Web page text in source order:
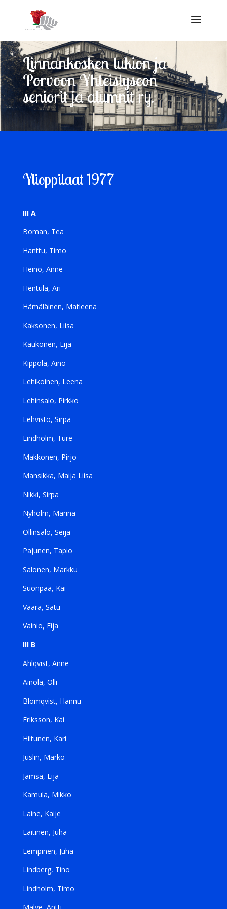
Linnankosken lukion ja
Porvoon Yhteislyseon
seniorit ja alumnit ry.
Ylioppilaat 1977
III A
Boman, Tea
Hanttu, Timo
Heino, Anne
Hentula, Ari
Hämäläinen, Matleena
Kaksonen, Liisa
Kaukonen, Eija
Kippola, Aino
Lehikoinen, Leena
Lehinsalo, Pirkko
Lehvistö, Sirpa
Lindholm, Ture
Makkonen, Pirjo
Mansikka, Maija Liisa
Nikki, Sirpa
Nyholm, Marina
Ollinsalo, Seija
Pajunen, Tapio
Salonen, Markku
Suonpää, Kai
Vaara, Satu
Vainio, Eija
III B
Ahlqvist, Anne
Ainola, Olli
Blomqvist, Hannu
Eriksson, Kai
Hiltunen, Kari
Juslin, Marko
Jämsä, Eija
Kamula, Mikko
Laine, Kaije
Laitinen, Juha
Lempinen, Juha
Lindberg, Tino
Lindholm, Timo